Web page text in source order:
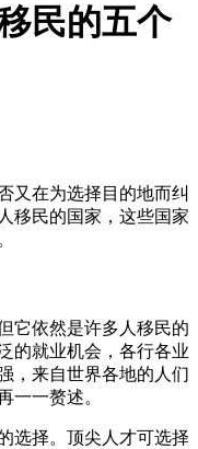
民的五个
又在为选择目的地而纠
移民的国家，这些国家
它依然是许多人移民的
的就业机会，各行各业
，来自世界各地的人们
一一赘述。
选择。顶尖人才可选择